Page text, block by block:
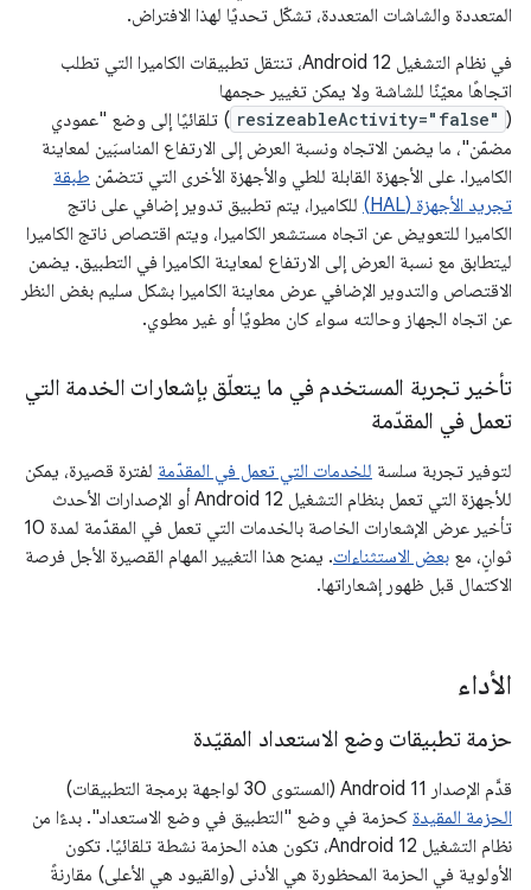
المتعددة والشاشات المتعددة، تشكّل تحديًا لهذا الافتراض.
في نظام التشغيل Android 12، تنتقل تطبيقات الكاميرا التي تطلب
اتجاهًا معيّنًا للشاشة ولا يمكن تغيير حجمها
(
resizeableActivity="false" ) تلقائيًا إلى وضع "عمودي
مضمّن"، ما يضمن الاتجاه ونسبة العرض إلى الارتفاع المناسبَين لمعاينة
الكاميرا. على الأجهزة القابلة للطي والأجهزة الأخرى التي تتضمّن طبقة
تجريد الأجهزة (HAL)
للكاميرا، يتم تطبيق تدوير إضافي على ناتج
الكاميرا للتعويض عن اتجاه مستشعر الكاميرا، ويتم اقتصاص ناتج الكاميرا
ليتطابق مع نسبة العرض إلى الارتفاع لمعاينة الكاميرا في التطبيق. يضمن
الاقتصاص والتدوير الإضافي عرض معاينة الكاميرا بشكل سليم بغض النظر
عن اتجاه الجهاز وحالته سواء كان مطويًا أو غير مطوي.
تأخير تجربة المستخدم في ما يتعلّق بإشعارات الخدمة التي
تعمل في المقدّمة
لتوفير تجربة سلسة للخدمات التي تعمل في المقدّمة لفترة قصيرة، يمكن
للأجهزة التي تعمل بنظام التشغيل Android 12 أو الإصدارات الأحدث
تأخير عرض الإشعارات الخاصة بالخدمات التي تعمل في المقدّمة لمدة 10
ثوانٍ، مع بعض الاستثناءات. يمنح هذا التغيير المهام القصيرة الأجل فرصة
الاكتمال قبل ظهور إشعاراتها.
الأداء
حزمة تطبيقات وضع الاستعداد المقيّدة
قدَّم الإصدار Android 11 (المستوى 30 لواجهة برمجة التطبيقات)
الحزمة المقيدة كحزمة في وضع "التطبيق في وضع الاستعداد". بدءًا من
نظام التشغيل Android 12، تكون هذه الحزمة نشطة تلقائيًا. تكون
الأولوية في الحزمة المحظورة هي الأدنى (والقيود هي الأعلى) مقارنةً